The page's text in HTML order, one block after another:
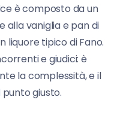
è composto da un
alla vaniglia e pan di
liquore tipico di Fano.
e giudici: è
la complessità, e il
giusto.